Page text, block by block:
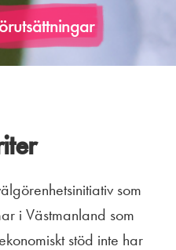
som
i Västmanland som
stöd inte har